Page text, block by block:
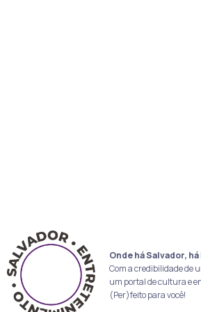
Onde há Salvador, há
Com a credibilidade de
um portal de cultura e
(Per)feito para você!